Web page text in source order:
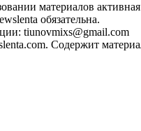
материалов
обязательна.
tiunovmixs@gmail.com
Содержит